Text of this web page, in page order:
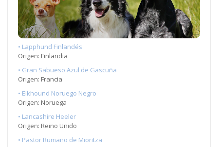
• Lapphund Finlandés
Origen: Finlandia
• Gran Sabueso Azul de Gascuña
Origen: Francia
• Elkhound Noruego Negro
Origen: Noruega
• Lancashire Heeler
Origen: Reino Unido
• Pastor Rumano de Mioritza